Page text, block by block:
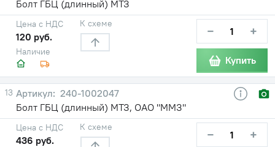
Болт ГБЦ (длинный) МТЗ
Наличие
Цена с НДС
120 руб.
К схеме − +
Купить
13
240-1002047
Болт ГБЦ (длинный) МТЗ, ОАО "ММЗ"
Цена с НДС
436 руб.
К схеме − +